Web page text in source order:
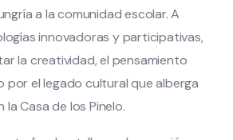
a la comunidad escolar. A
innovadoras y participativas,
la creatividad, el pensamiento
por el legado cultural que alberga
Casa de los Pinelo.